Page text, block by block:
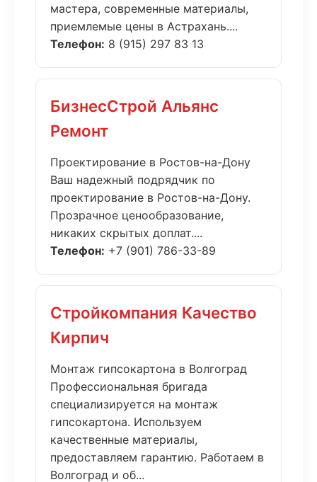
мастера, современные материалы,
приемлемые цены в Астрахань....
Телефон: 8 (915) 297 83 13
БизнесСтрой Альянс
Ремонт
Проектирование в Ростов-на-Дону
Ваш надежный подрядчик по
проектирование в Ростов-на-Дону.
Прозрачное ценообразование,
никаких скрытых доплат....
Телефон: +7 (901) 786-33-89
Стройкомпания Качество
Кирпич
Монтаж гипсокартона в Волгоград
Профессиональная бригада
специализируется на монтаж
гипсокартона. Используем
качественные материалы,
предоставляем гарантию. Работаем в
Волгоград и об...